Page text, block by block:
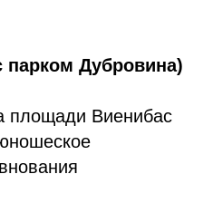
Дубровина)
площади Виенибас